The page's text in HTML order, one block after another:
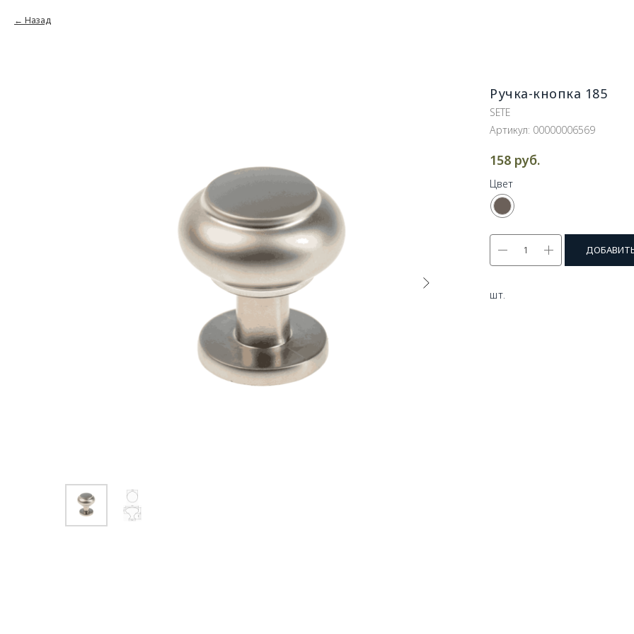
Назад
Ручка-кнопка 185
SETE
Артикул: 00000006569
158 руб.
Цвет
шт.